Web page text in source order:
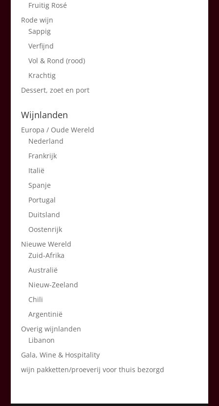
Fruitig Rosé
Rode wijn
Sappig
Verfijnd
Vol & Rond (rood)
Krachtig
Dessert, zoet en port
Wijnlanden
Europa / Oude Wereld
Nederland
Frankrijk
Italië
Spanje
Portugal
Duitsland
Oostenrijk
Nieuwe Wereld
Zuid-Afrika
Australië
Nieuw-Zeeland
Chili
Argentinië
Overig wijnlanden
Libanon
Gala, Wine & Hospitality
wijn pakketten/proeverij voor thuis bezorgd